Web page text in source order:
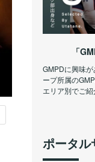
「
GMPDに興味
ープ所属の
エリア別でご紹
ポータル